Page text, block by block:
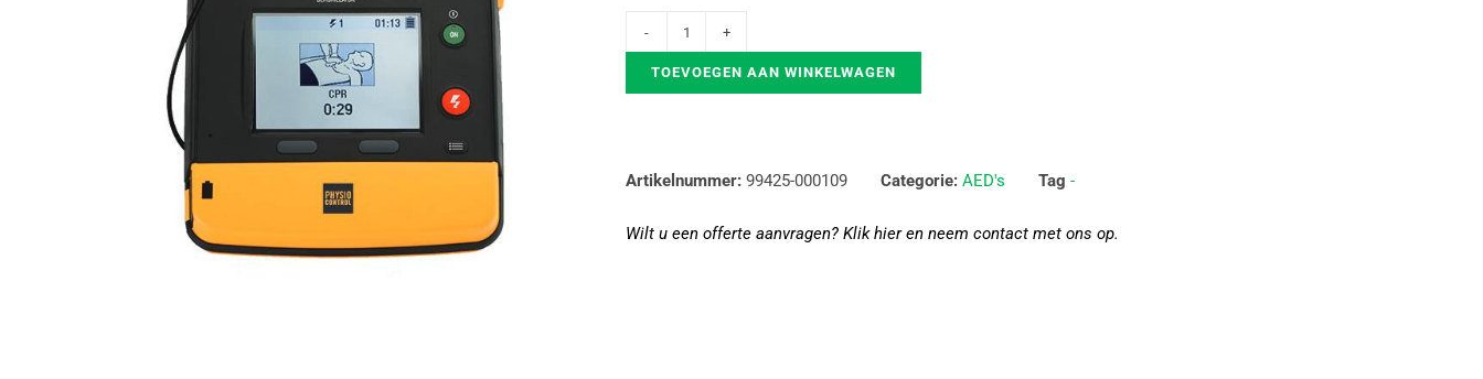
TOEVOEGEN AAN WINKELWAGEN
Artikelnummer:99425-000109 Categorie: AED's Tag -
Wilt u een offerte aanvragen? Klik hier en neem contact met ons op.